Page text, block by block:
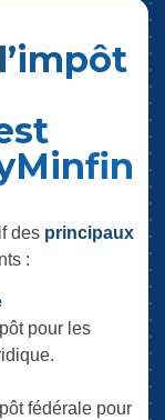
des principaux
:
pour les
fédérale pour